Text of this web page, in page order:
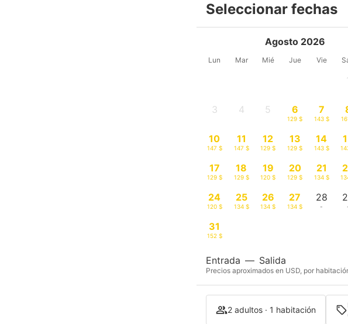
Seleccionar fechas
Agosto 2026
Lun Mar Mié Jue Vie
3 4 5 6
129 $
7
143 $
10
147 $
11
147 $
12
129 $
13
129 $
14
143 $
17
129 $
18
129 $
19
120 $
20
129 $
21
134 $
24
120 $
25
134 $
26
134 $
27
134 $
28
-
31
152 $
Entrada — Salida
Precios aproximados en USD, por
2 adultos · 1 habitación